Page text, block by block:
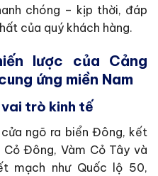
chóng – kịp thời, đáp
của quý khách hàng.
lược của Cảng
ứng miền Nam
trò kinh tế
ngõ ra biển Đông, kết
Đông, Vàm Cỏ Tây và
mạch như Quốc lộ 50,